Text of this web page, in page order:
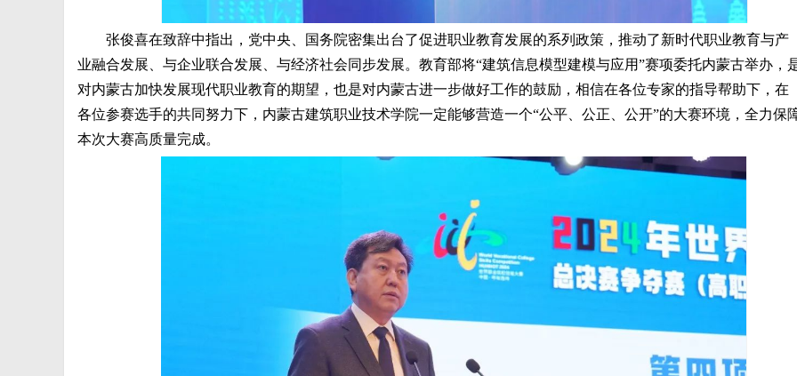
张俊喜在致辞中指出，党中央、国务院密集出台了促进职业教育发展的系列政策，推动了新时代职业教育与产
业融合发展、与企业联合发展、与经济社会同步发展。教育部将“建筑信息模型建模与应用”赛项委托内蒙古举办，
对内蒙古加快发展现代职业教育的期望，也是对内蒙古进一步做好工作的鼓励，相信在各位专家的指导帮助下，在
各位参赛选手的共同努力下，内蒙古建筑职业技术学院一定能够营造一个“公平、公正、公开”的大赛环境，全力保
本次大赛高质量完成。